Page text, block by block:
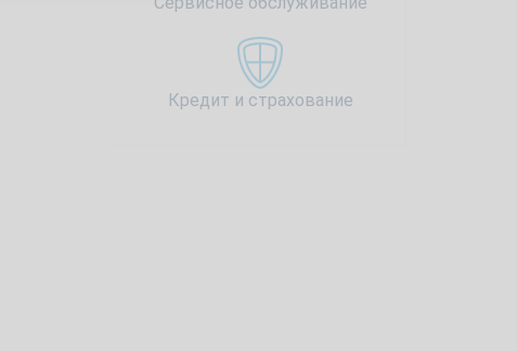
Кредит и страхование